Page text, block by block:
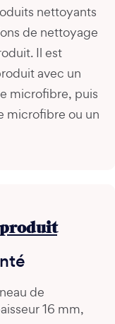
nettoyants
de nettoyage
Il est
avec un
microfibre, puis
microfibre ou un
de
16 mm,